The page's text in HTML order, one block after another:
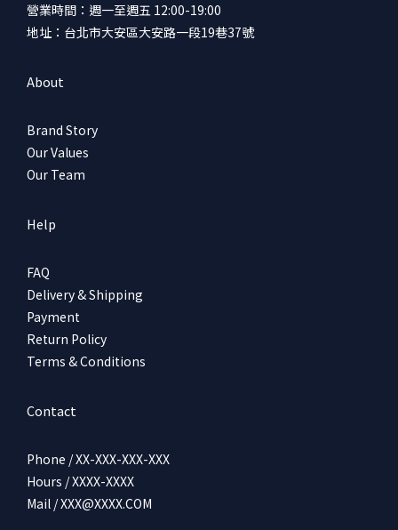
營業時間：週一至週五 12:00-19:00
地址：台北市大安區大安路一段19巷37號
About
Brand Story
Our Values
Our Team
Help
FAQ
Delivery & Shipping
Payment
Return Policy
Terms & Conditions
Contact
Phone / XX-XXX-XXX-XXX
Hours / XXXX-XXXX
Mail / XXX@XXXX.COM